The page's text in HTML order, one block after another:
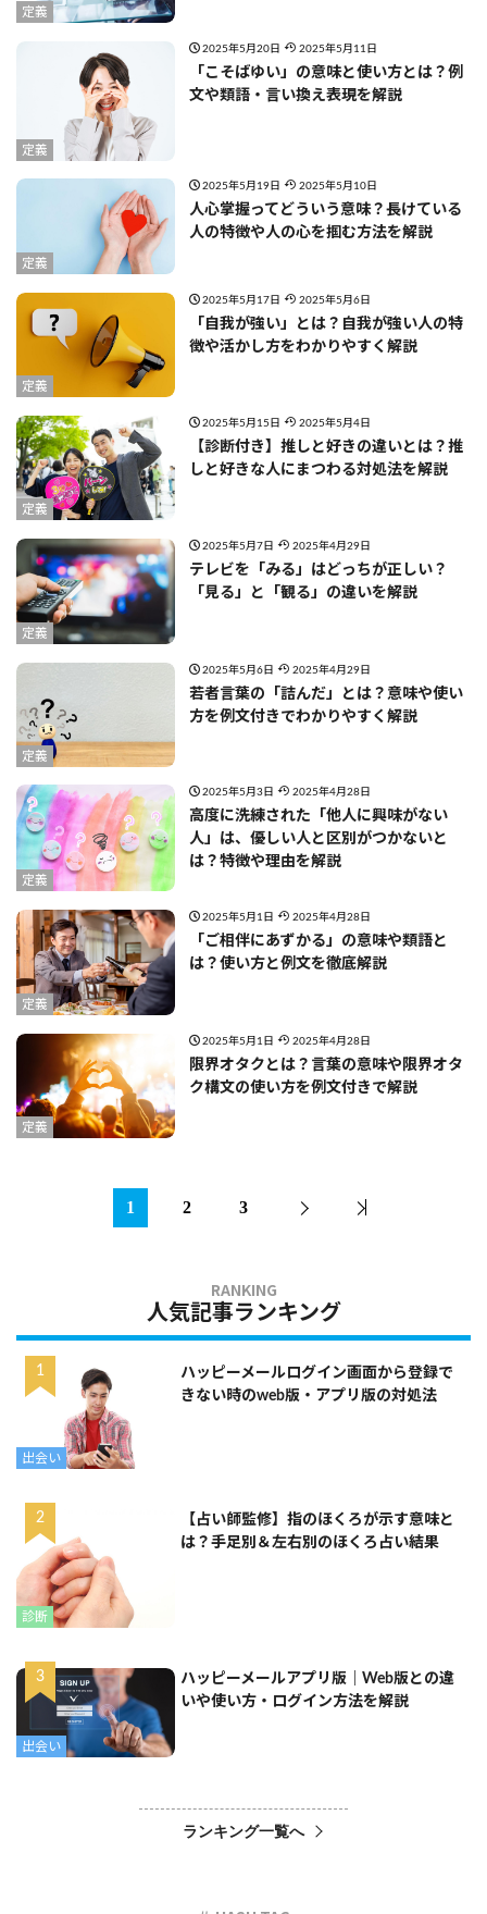
定義
定義
2025年5月20日 2025年5月11日
「こそばゆい」の意味と使い方とは？例
文や類語・言い換え表現を解説
定義
2025年5月19日 2025年5月10日
人心掌握ってどういう意味？長けている
人の特徴や人の心を掴む方法を解説
定義
2025年5月17日 2025年5月6日
「自我が強い」とは？自我が強い人の特
徴や活かし方をわかりやすく解説
定義
2025年5月15日 2025年5月4日
【診断付き】推しと好きの違いとは？推
しと好きな人にまつわる対処法を解説
定義
2025年5月7日 2025年4月29日
テレビを「みる」はどっちが正しい？
「見る」と「観る」の違いを解説
定義
2025年5月6日 2025年4月29日
若者言葉の「詰んだ」とは？意味や使い
方を例文付きでわかりやすく解説
定義
2025年5月3日 2025年4月28日
高度に洗練された「他人に興味がない
人」は、優しい人と区別がつかないと
は？特徴や理由を解説
定義
2025年5月1日 2025年4月28日
「ご相伴にあずかる」の意味や類語と
は？使い方と例文を徹底解説
定義
2025年5月1日 2025年4月28日
限界オタクとは？言葉の意味や限界オタ
ク構文の使い方を例文付きで解説
1 2 3
人気記事ランキング
出会い
ハッピーメールログイン画面から登録で
きない時のweb版・アプリ版の対処法
診断
【占い師監修】指のほくろが示す意味と
は？手足別＆左右別のほくろ占い結果
出会い
ハッピーメールアプリ版｜Web版との違
いや使い方・ログイン方法を解説
ランキング一覧へ